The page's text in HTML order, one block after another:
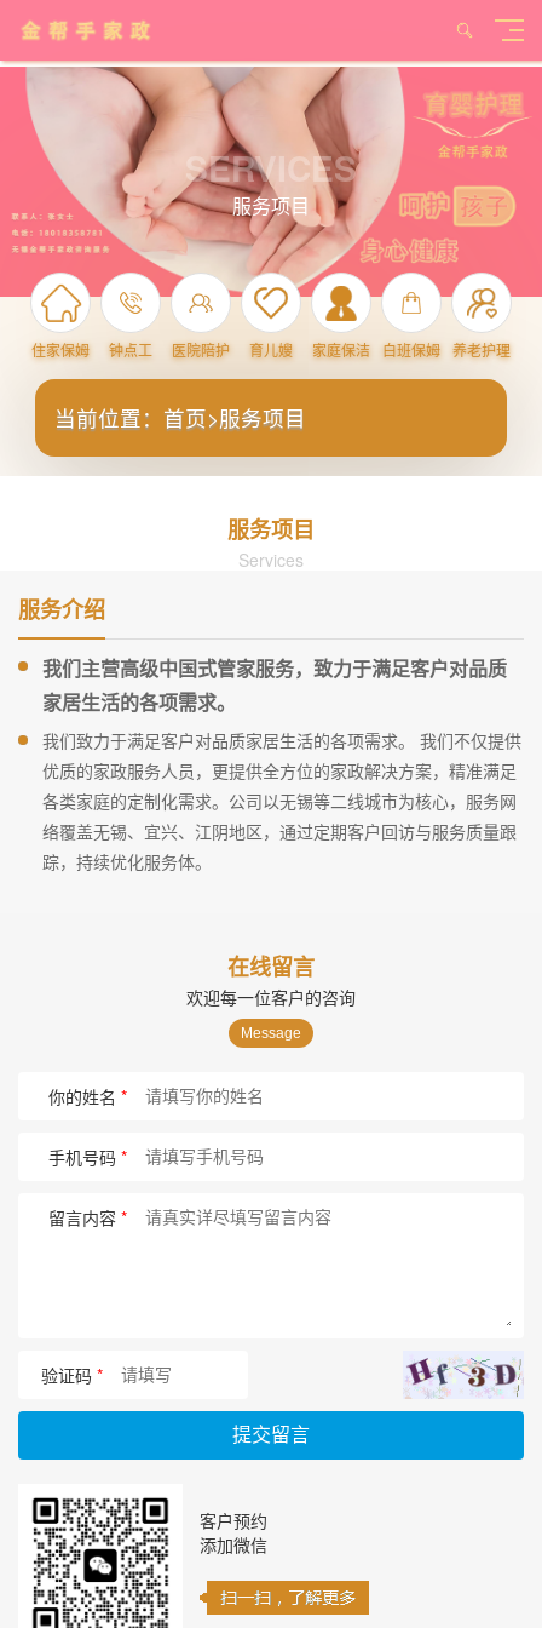
SERVICES
服务项目
住家保姆 钟点工 医院陪护 育儿嫂 家庭保洁 白班保姆 养老护理
当前位置： 首页>服务项目
服务项目
Services
服务介绍
我们主营高级中国式管家服务，致力于满足客户对品质
家居生活的各项需求。
我们致力于满足客户对品质家居生活的各项需求。 我们不仅提供
优质的家政服务人员，更提供全方位的家政解决方案，精准满足
各类家庭的定制化需求。公司以无锡等二线城市为核心，服务网
络覆盖无锡、宜兴、江阴地区，通过定期客户回访与服务质量跟
踪，持续优化服务体。
在线留言
欢迎每一位客户的咨询
Message
你的姓名 *
手机号码 *
留言内容 *
验证码 *
提交留言
客户预约
添加微信